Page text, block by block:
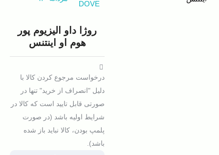
DOVE
روژا داو الیزیوم پور
هوم او اینتنس
درخواست مرجوع کردن کالا با
دلیل "انصراف از خرید" تنها در
صورتی قابل تایید است که کالا در
شرایط اولیه باشد (در صورت
پلمپ بودن، کالا نباید باز شده
باشد).